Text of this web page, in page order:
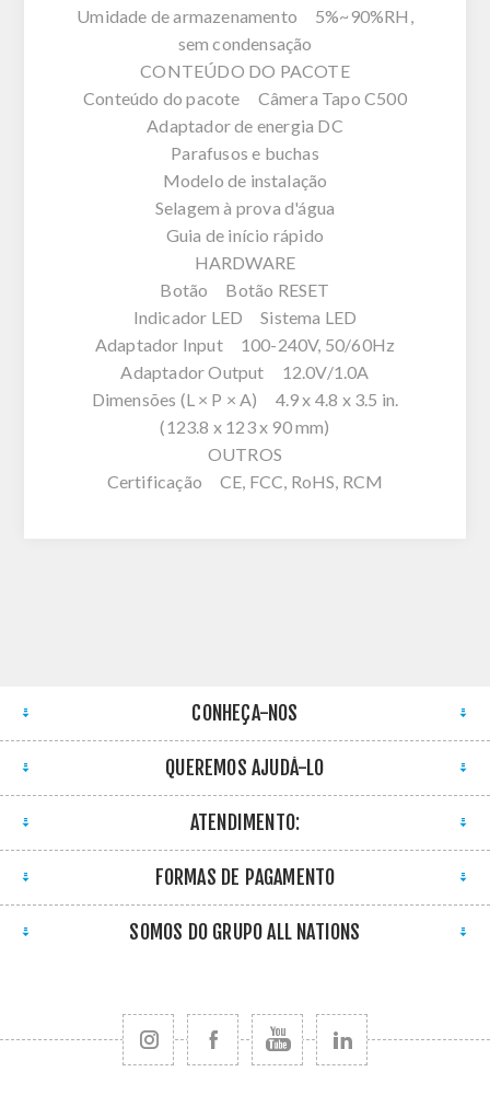
Umidade de armazenamento 5%~90%RH,
sem condensação
CONTEÚDO DO PACOTE
Conteúdo do pacote Câmera Tapo C500
Adaptador de energia DC
Parafusos e buchas
Modelo de instalação
Selagem à prova d'água
Guia de início rápido
HARDWARE
Botão Botão RESET
Indicador LED Sistema LED
Adaptador Input 100-240V, 50/60Hz
Adaptador Output 12.0V/1.0A
Dimensões (L × P × A) 4.9 x 4.8 x 3.5 in.
(123.8 x 123 x 90 mm)
OUTROS
Certificação CE, FCC, RoHS, RCM
CONHEÇA-NOS
QUEREMOS AJUDÁ-LO
ATENDIMENTO:
FORMAS DE PAGAMENTO
SOMOS DO GRUPO ALL NATIONS